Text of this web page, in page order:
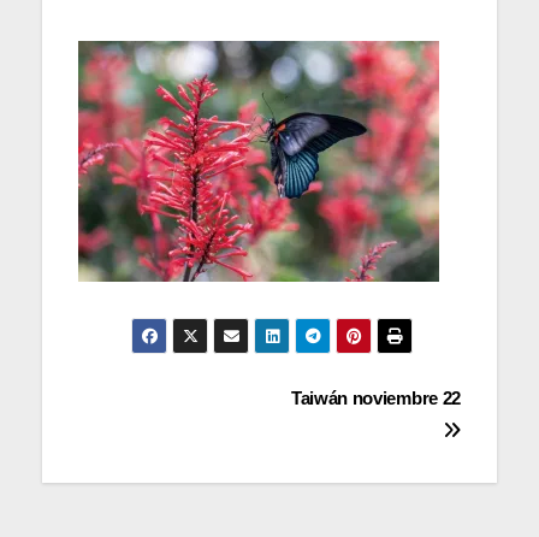
NavegaciónTaiwán noviembre 22